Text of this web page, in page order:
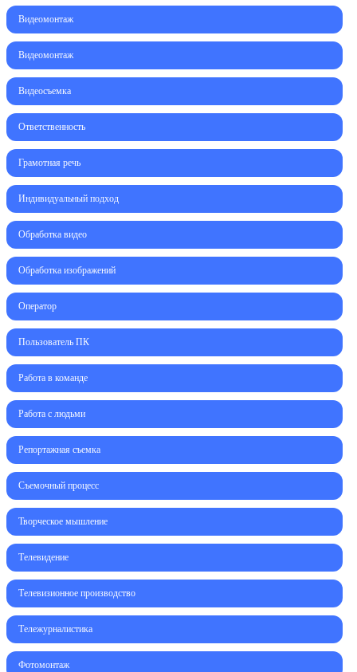
Видеомонтаж
Видеомонтаж
Видеосъемка
Ответственность
Грамотная речь
Индивидуальный подход
Обработка видео
Обработка изображений
Оператор
Пользователь ПК
Работа в команде
Работа с людьми
Репортажная съемка
Съемочный процесс
Творческое мышление
Телевидение
Телевизионное производство
Тележурналистика
Фотомонтаж